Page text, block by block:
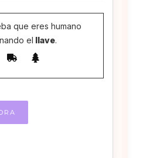
que eres humano
el llave.